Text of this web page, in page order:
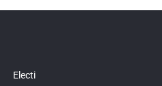
Electi